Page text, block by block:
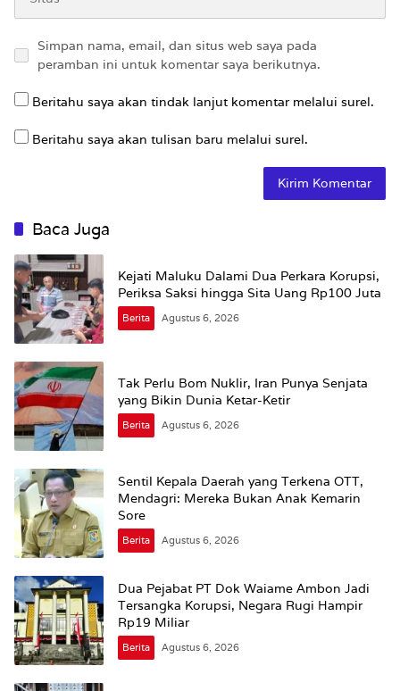
Simpan nama, email, dan situs web saya pada
peramban ini untuk komentar saya berikutnya.
Beritahu saya akan tindak lanjut komentar melalui surel.
Beritahu saya akan tulisan baru melalui surel.
Baca Juga
Kejati Maluku Dalami Dua Perkara Korupsi,
Periksa Saksi hingga Sita Uang Rp100 Juta
Berita Agustus 6, 2026
Tak Perlu Bom Nuklir, Iran Punya Senjata
yang Bikin Dunia Ketar-Ketir
Berita Agustus 6, 2026
Sentil Kepala Daerah yang Terkena OTT,
Mendagri: Mereka Bukan Anak Kemarin
Sore
Berita Agustus 6, 2026
Dua Pejabat PT Dok Waiame Ambon Jadi
Tersangka Korupsi, Negara Rugi Hampir
Rp19 Miliar
Berita Agustus 6, 2026